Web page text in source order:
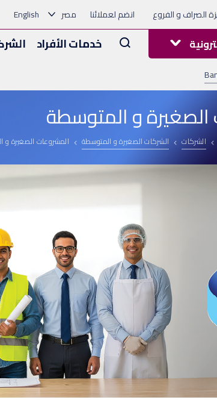
الصراف و الفروع انضم لعملائنا مصر English
خدمات الأفراد Arama
و المتوسطة
الشركات الشركات الصغيرة و المتوسطة المشروعات الصغيرة و